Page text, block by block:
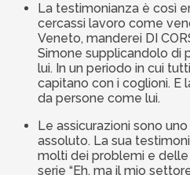
La testimonianza è così
cercassi lavoro come
Veneto, manderei DI
Simone supplicandolo di
lui. In un periodo in cui
capitano con i coglioni. E
da persone come lui.
Le assicurazioni sono
assoluto. La sua
molti dei problemi e
serie “Eh, ma il mio